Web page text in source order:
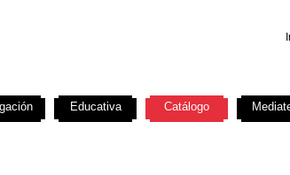
Educativa Catálogo